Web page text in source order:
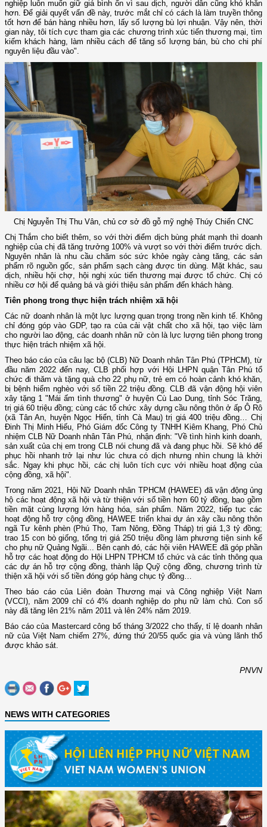
nghiệp luôn muốn giữ giá bình ổn vì sau dịch, người dân cũng khó khăn
hơn. Để giải quyết vấn đề này, trước mắt chỉ có cách là làm truyền thông
tốt hơn để bán hàng nhiều hơn, lấy số lượng bù lợi nhuận. Vậy nên, thời
gian này, tôi tích cực tham gia các chương trình xúc tiến thương mại, tìm
kiếm khách hàng, làm nhiều cách để tăng số lượng bán, bù cho chi phí
nguyên liệu đầu vào".
Chị Nguyễn Thị Thu Vân, chủ cơ sở đồ gỗ mỹ nghệ Thúy Chiến CNC
Chị Thắm cho biết thêm, so với thời điểm dịch bùng phát mạnh thì doanh
nghiệp của chị đã tăng trưởng 100% và vượt so với thời điểm trước dịch.
Nguyên nhân là nhu cầu chăm sóc sức khỏe ngày càng tăng, các sản
phẩm rõ nguồn gốc, sản phẩm sạch càng được tin dùng. Mặt khác, sau
dịch, nhiều hội chợ, hội nghị xúc tiến thương mại được tổ chức. Chị có
nhiều cơ hội để quảng bá và giới thiệu sản phẩm đến khách hàng.
Tiên phong trong thực hiện trách nhiệm xã hội
Các nữ doanh nhân là một lực lượng quan trọng trong nền kinh tế. Không
chỉ đóng góp vào GDP, tạo ra của cải vật chất cho xã hội, tạo việc làm
cho người lao động, các doanh nhân nữ còn là lực lượng tiên phong trong
thực hiện trách nhiệm xã hội.
Theo báo cáo của câu lạc bộ (CLB) Nữ Doanh nhân Tân Phú (TPHCM), từ
đầu năm 2022 đến nay, CLB phối hợp với Hội LHPN quận Tân Phú tổ
chức đi thăm và tặng quà cho 22 phụ nữ, trẻ em có hoàn cảnh khó khăn,
bị bệnh hiểm nghèo với số tiền 22 triệu đồng. CLB đã vận động hội viên
xây tặng 1 "Mái ấm tình thương" ở huyện Cù Lao Dung, tỉnh Sóc Trăng,
trị giá 60 triệu đồng; cùng các tổ chức xây dựng cầu nông thôn ở ấp Ô Rô
(xã Tân An, huyện Ngọc Hiển, tỉnh Cà Mau) trị giá 400 triệu đồng… Chị
Đinh Thị Minh Hiếu, Phó Giám đốc Công ty TNHH Kiêm Khang, Phó Chủ
nhiệm CLB Nữ Doanh nhân Tân Phú, nhận định: "Về tình hình kinh doanh,
sản xuất của chị em trong CLB nói chung đã và đang phục hồi. Sẽ khó để
phục hồi nhanh trở lại như lúc chưa có dịch nhưng nhìn chung là khởi
sắc. Ngay khi phục hồi, các chị luôn tích cực với nhiều hoạt động của
cộng đồng, xã hội".
Trong năm 2021, Hội Nữ Doanh nhân TPHCM (HAWEE) đã vận động ủng
hộ các hoạt động xã hội và từ thiện với số tiền hơn 60 tỷ đồng, bao gồm
tiền mặt cùng lượng lớn hàng hóa, sản phẩm. Năm 2022, tiếp tục các
hoạt động hỗ trợ cộng đồng, HAWEE triển khai dự án xây cầu nông thôn
ngã Tư kênh phèn (Phú Thọ, Tam Nông, Đồng Tháp) trị giá 1,3 tỷ đồng;
trao 15 con bò giống, tổng trị giá 250 triệu đồng làm phương tiện sinh kế
cho phụ nữ Quảng Ngãi... Bên cạnh đó, các hội viên HAWEE đã góp phần
hỗ trợ các hoạt động do Hội LHPN TPHCM tổ chức và các tỉnh thông qua
các dự án hỗ trợ cộng đồng, thành lập Quỹ cộng đồng, chương trình từ
thiện xã hội với số tiền đóng góp hàng chục tỷ đồng…
Theo báo cáo của Liên đoàn Thương mại và Công nghiệp Việt Nam
(VCCI), năm 2009 chỉ có 4% doanh nghiệp do phụ nữ làm chủ. Con số
này đã tăng lên 21% năm 2011 và lên 24% năm 2019.
Báo cáo của Mastercard công bố tháng 3/2022 cho thấy, tỉ lệ doanh nhân
nữ của Việt Nam chiếm 27%, đứng thứ 20/55 quốc gia và vùng lãnh thổ
được khảo sát.
PNVN
NEWS WITH CATEGORIES